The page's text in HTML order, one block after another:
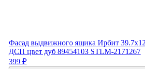
Фасад выдвижного ящика Ирбит
ДСП цвет дуб 89454103 STLM-2171267
399 ₽